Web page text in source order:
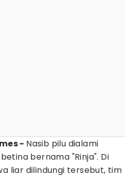
- Nasib pilu dialami
betina bernama "Rinja". Di
liar dilindungi tersebut, tim